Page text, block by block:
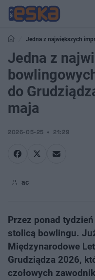
Jedna z największych
Grudziądza. Start już 30 maja
Jedna z
do
maja
2026-05-25 21:29
ac
Przez ponad
stolicą bowlingu.
Międzynarodowe
Grudziądza 2026,
czołowych